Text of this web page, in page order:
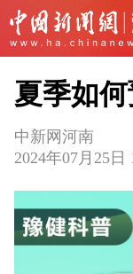
夏季如
中新网河南
2024年07月25日